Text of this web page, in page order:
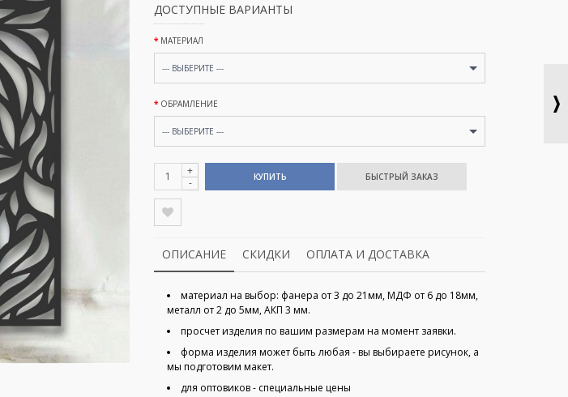
ДОСТУПНЫЕ ВАРИАНТЫ
МАТЕРИАЛ
--- ВЫБЕРИТЕ ---
ОБРАМЛЕНИЕ
--- ВЫБЕРИТЕ ---
+
-
КУПИТЬ
ОПИСАНИЕ СКИДКИ ОПЛАТА И ДОСТАВКА
материал на выбор: фанера от 3 до 21мм, МДФ от 6 до 18мм,
металл от 2 до 5мм, АКП 3 мм.
просчет изделия по вашим размерам на момент заявки.
форма изделия может быть любая - вы выбираете рисунок, а
мы подготовим макет.
для оптовиков - специальные цены